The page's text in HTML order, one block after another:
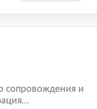
сопровождения и